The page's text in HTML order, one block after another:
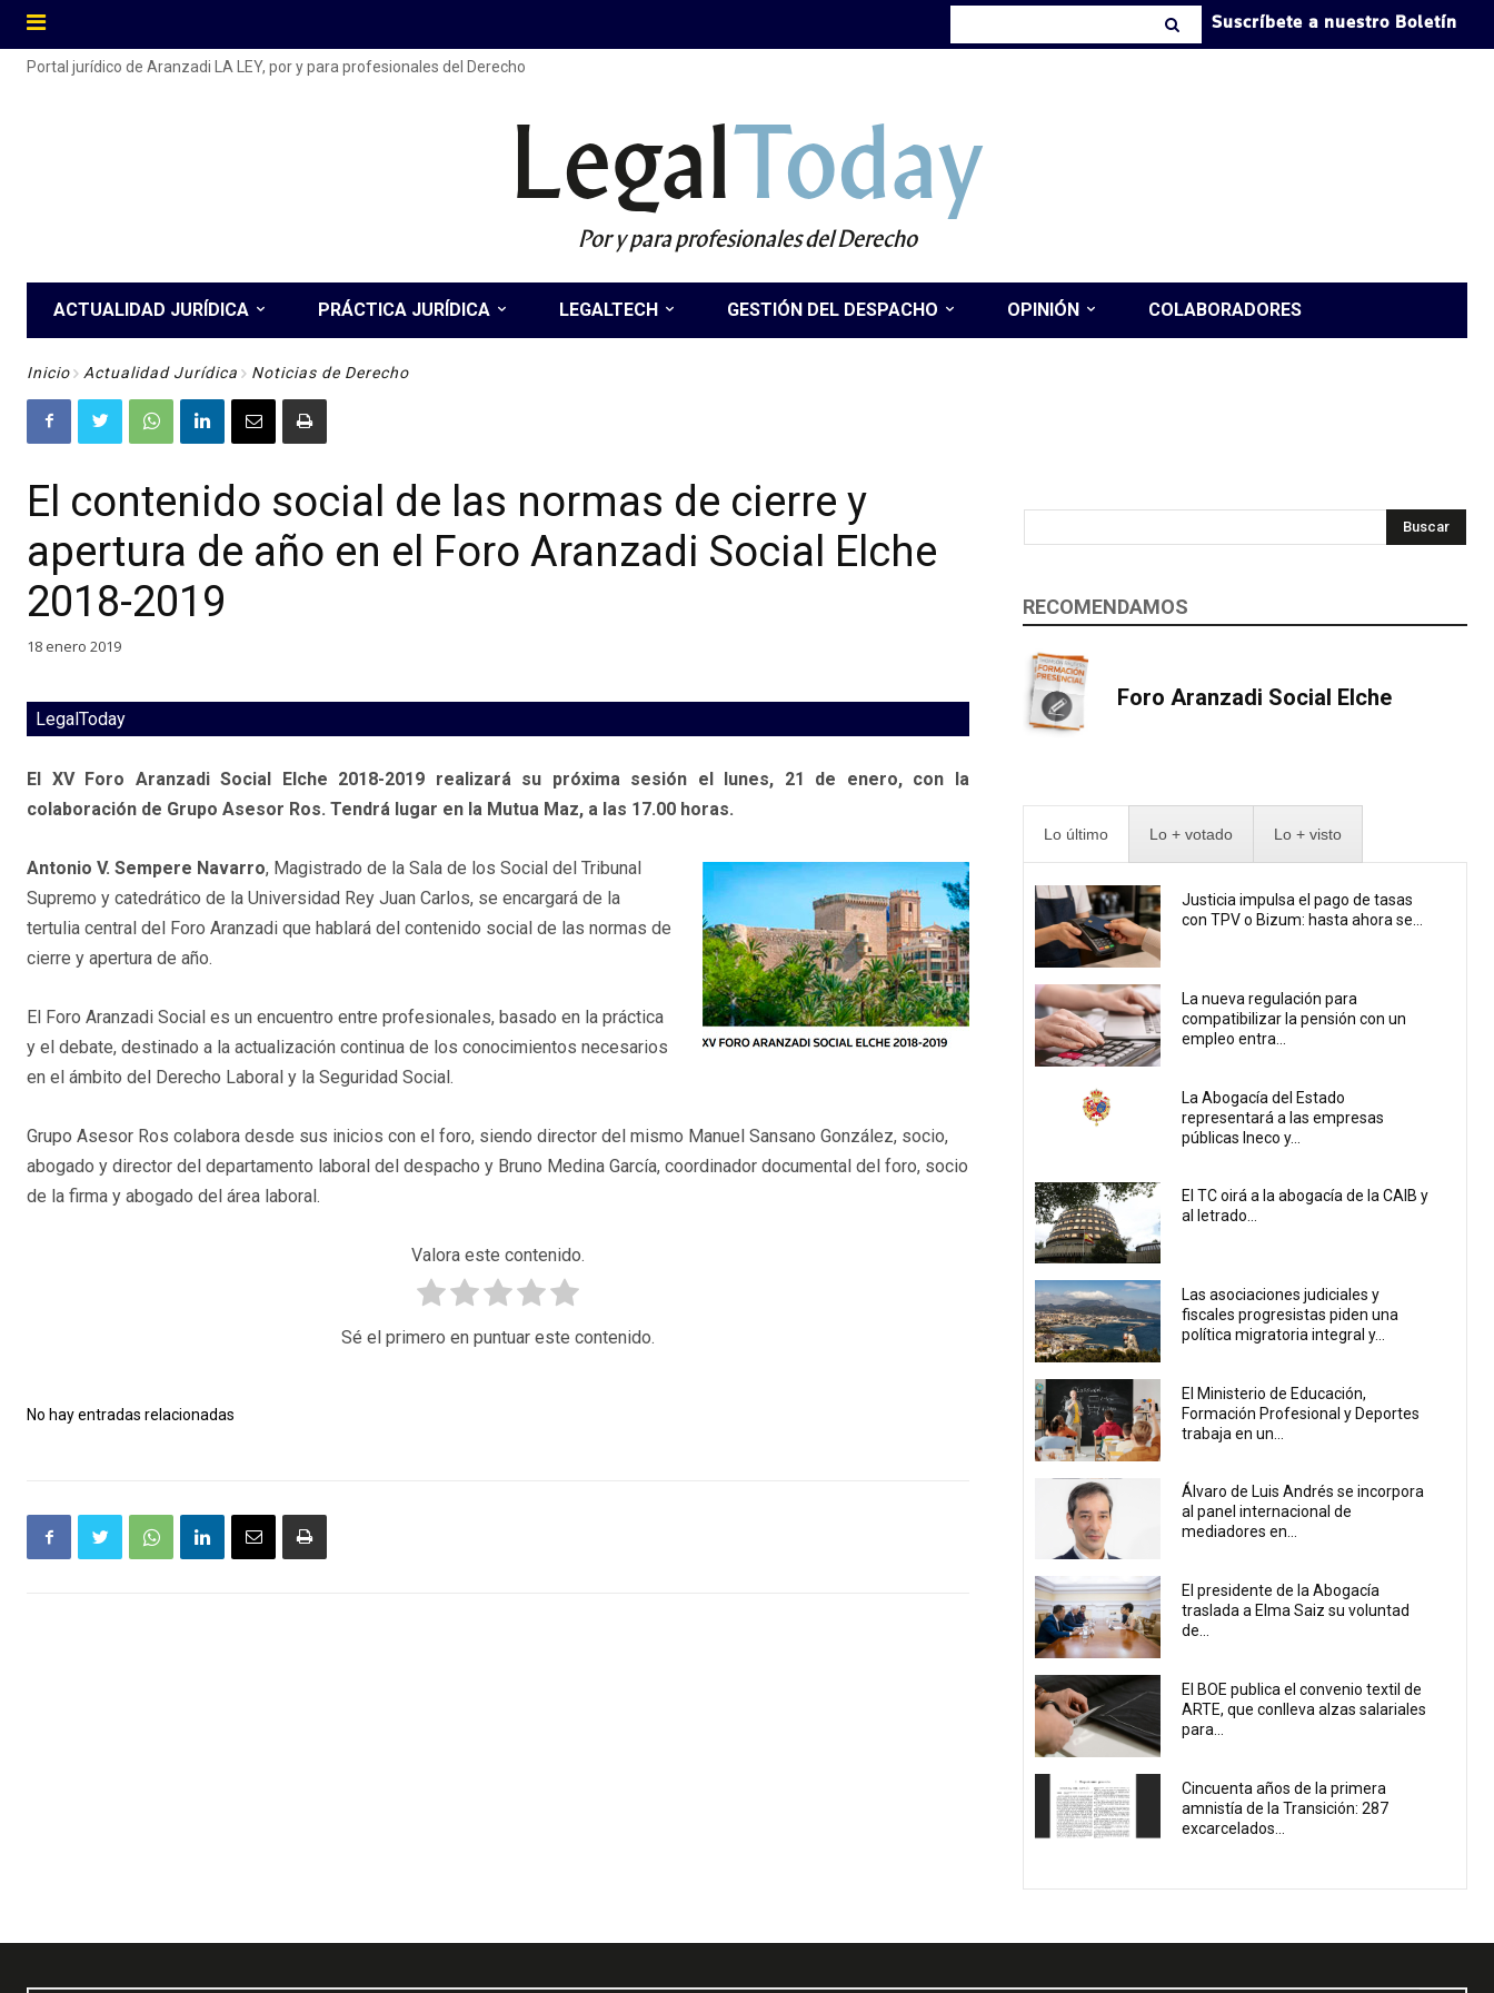
Suscríbete a nuestro Boletín
Portal jurídico de Aranzadi LA LEY, por y para profesionales del Derecho
LegalToday
Por y para profesionales del Derecho
ACTUALIDAD JURÍDICA PRÁCTICA JURÍDICA LEGALTECH GESTIÓN DEL DESPACHO OPINIÓN COLABORADORES
Inicio Actualidad Jurídica Noticias de Derecho
El contenido social de las normas de cierre y
apertura de año en el Foro Aranzadi Social Elche
2018-2019
18 enero 2019
LegalToday
El XV Foro Aranzadi Social Elche 2018-2019 realizará su próxima sesión el lunes, 21 de enero, con la
colaboración de Grupo Asesor Ros. Tendrá lugar en la Mutua Maz, a las 17.00 horas.
Antonio V. Sempere Navarro, Magistrado de la Sala de los Social del Tribunal
Supremo y catedrático de la Universidad Rey Juan Carlos, se encargará de la
tertulia central del Foro Aranzadi que hablará del contenido social de las normas de
cierre y apertura de año.
El Foro Aranzadi Social es un encuentro entre profesionales, basado en la práctica
y el debate, destinado a la actualización continua de los conocimientos necesarios
en el ámbito del Derecho Laboral y la Seguridad Social.
Grupo Asesor Ros colabora desde sus inicios con el foro, siendo director del mismo Manuel Sansano González, socio,
abogado y director del departamento laboral del despacho y Bruno Medina García, coordinador documental del foro, socio
de la firma y abogado del área laboral.
Valora este contenido.
Sé el primero en puntuar este contenido.
No hay entradas relacionadas
Buscar
RECOMENDAMOS
Foro Aranzadi Social Elche
Lo último Lo + votado Lo + visto
Justicia impulsa el pago de tasas
con TPV o Bizum: hasta ahora se...
La nueva regulación para
compatibilizar la pensión con un
empleo entra...
La Abogacía del Estado
representará a las empresas
públicas Ineco y...
El TC oirá a la abogacía de la CAIB y
al letrado...
Las asociaciones judiciales y
fiscales progresistas piden una
política migratoria integral y...
El Ministerio de Educación,
Formación Profesional y Deportes
trabaja en un...
Álvaro de Luis Andrés se incorpora
al panel internacional de
mediadores en...
El presidente de la Abogacía
traslada a Elma Saiz su voluntad
de...
El BOE publica el convenio textil de
ARTE, que conlleva alzas salariales
para...
Cincuenta años de la primera
amnistía de la Transición: 287
excarcelados...